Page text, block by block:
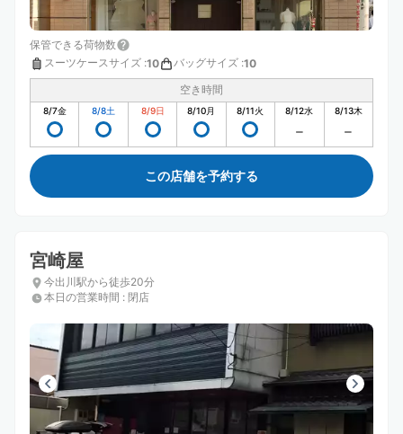
保管できる荷物数
スーツケースサイズ :10 バッグサイズ :10
空き時間
8/7金 8/8土 8/9日 8/10月 8/11火 8/12水 8/13木
この店舗を予約する
宮崎屋
今出川駅から徒歩20分
本日の営業時間 : 閉店